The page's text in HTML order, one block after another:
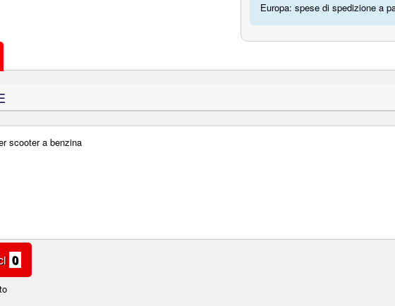
Europa: spese di spedizione a
scooter a benzina
0